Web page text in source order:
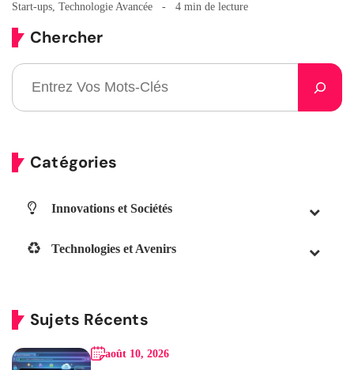
Start-ups, Technologie Avancée 4 min de lecture
Chercher
Catégories
Innovations et Sociétés
Technologies et Avenirs
Sujets Récents
août 10, 2026